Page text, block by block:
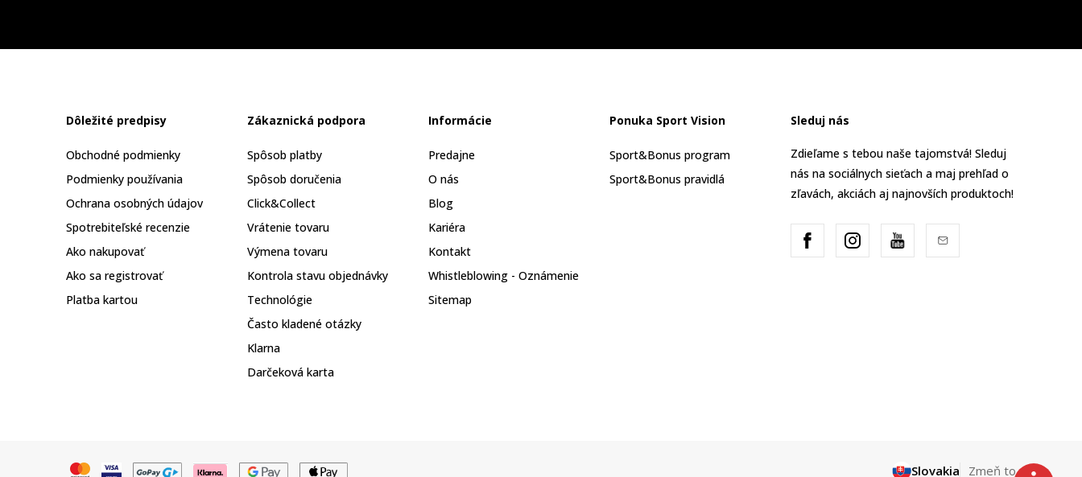
Dôležité predpisy
Obchodné podmienky
Podmienky používania
Ochrana osobných údajov
Spotrebiteľské recenzie
Ako nakupovať
Ako sa registrovať
Platba kartou
Zákaznická podpora
Spôsob platby
Spôsob doručenia
Click&Collect
Vrátenie tovaru
Výmena tovaru
Kontrola stavu objednávky
Technológie
Často kladené otázky
Klarna
Darčeková karta
Informácie
Predajne
O nás
Blog
Kariéra
Kontakt
Whistleblowing - Oznámenie
Sitemap
Ponuka Sport Vision
Sport&Bonus program
Sport&Bonus pravidlá
Sleduj nás
Zdieľame s tebou naše tajomstvá! Sleduj
nás na sociálnych sieťach a maj prehľad o
zľavách, akciách aj najnovších produktoch!
Slovakia Zmeň to